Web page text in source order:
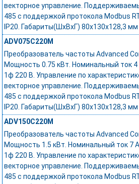
векторное управление.
485 с поддержкой протокола Modbus
IP20. Габариты(ШхВхГ) 80x130x128,3 мм
ADV075C220M
Преобразователь частоты Advanced
Мощность 0.75 кВт. Номинальный ток
1ф 220 В. Управление по
векторное управление.
485 с поддержкой протокола Modbus
IP20. Габариты(ШхВхГ) 80x130x128,3 мм
ADV150C220M
Преобразователь частоты Advanced
Мощность 1.5 кВт. Номинальный ток 7
1ф 220 В. Управление по
векторное управление.
485 с поддержкой протокола Modbus